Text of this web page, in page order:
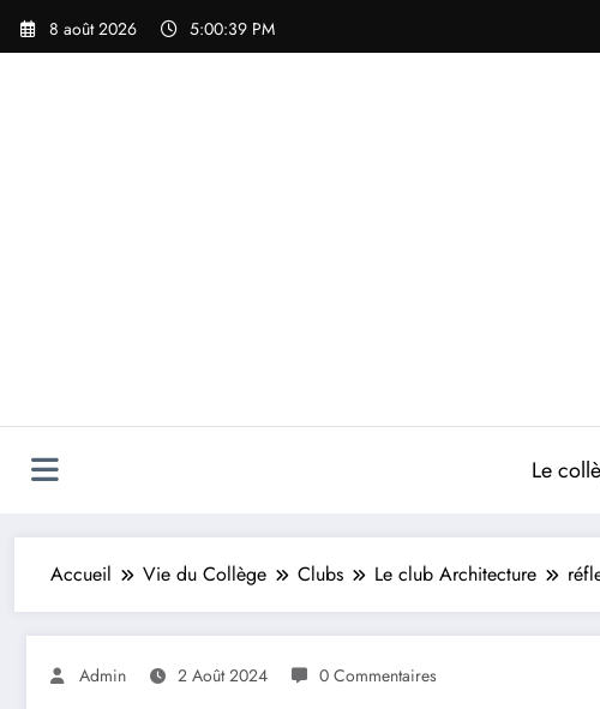
Aller
8 août 2026 5:00:39 PM
Le
Accueil Vie du Collège Clubs Le club Architecture
Admin 2 Août 2024 0 Commentaires